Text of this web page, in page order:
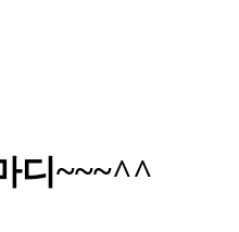
디~~~^^